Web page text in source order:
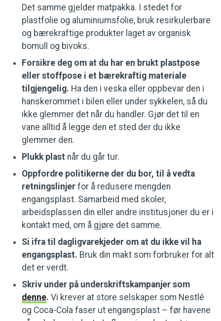
Det samme gjelder matpakka. I stedet for
plastfolie og aluminiumsfolie, bruk resirkulerbare
og bærekraftige produkter laget av organisk
bomull og bivoks.
Forsikre deg om at du har en brukt plastpose
eller stoffpose i et bærekraftig materiale
tilgjengelig. Ha den i veska eller oppbevar den i
hanskerommet i bilen eller under sykkelen, så du
ikke glemmer det når du handler. Gjør det til en
vane alltid å legge den et sted der du ikke
glemmer den.
Plukk plast når du går tur.
Oppfordre politikerne der du bor, til å vedta
retningslinjer for å redusere mengden
engangsplast. Samarbeid med skoler,
arbeidsplassen din eller andre institusjoner du er i
kontakt med, om å gjøre det samme.
Si ifra til dagligvarekjeder om at du ikke vil ha
engangsplast. Bruk din makt som forbruker for alt
det er verdt.
Skriv under på underskriftskampanjer som
denne. Vi krever at store selskaper som Nestlé
og Coca-Cola faser ut engangsplast – før havene